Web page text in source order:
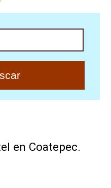
en Coatepec.